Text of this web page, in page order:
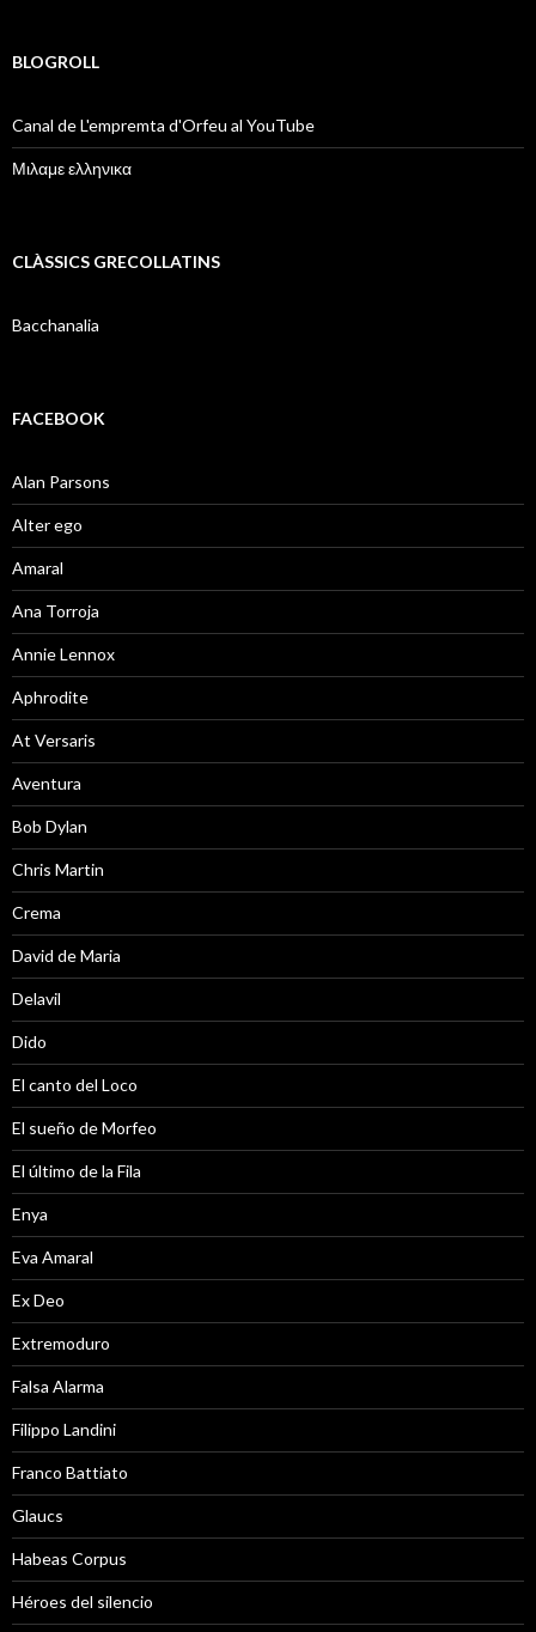
BLOGROLL
Canal de L'empremta d'Orfeu al YouTube
Μιλαμε ελληνικα
CLÀSSICS GRECOLLATINS
Bacchanalia
FACEBOOK
Alan Parsons
Alter ego
Amaral
Ana Torroja
Annie Lennox
Aphrodite
At Versaris
Aventura
Bob Dylan
Chris Martin
Crema
David de Maria
Delavil
Dido
El canto del Loco
El sueño de Morfeo
El último de la Fila
Enya
Eva Amaral
Ex Deo
Extremoduro
Falsa Alarma
Filippo Landini
Franco Battiato
Glaucs
Habeas Corpus
Héroes del silencio